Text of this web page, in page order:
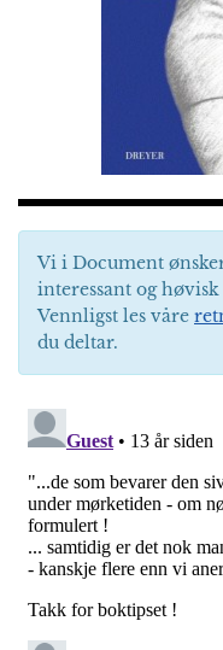
Vi i Document
interessant og
Vennligst les våre
du deltar.